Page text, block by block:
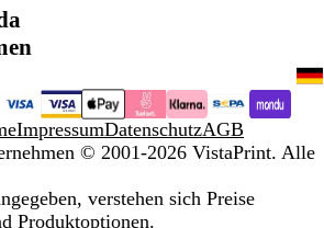
ImpressumDatenschutzAGB
© 2001-2026 VistaPrint. Alle
verstehen sich Preise
Produktoptionen.